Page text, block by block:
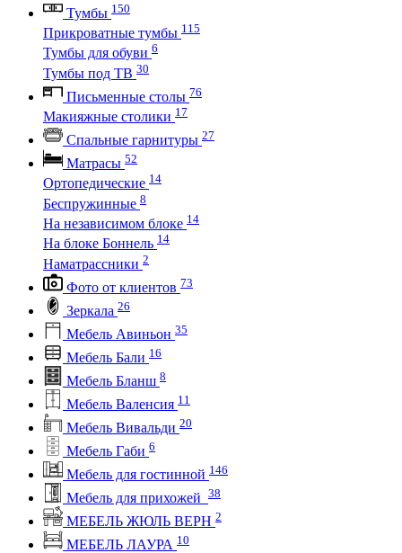
Тумбы 150
Прикроватные тумбы 115
Тумбы для обуви 6
Тумбы под ТВ 30
Письменные столы 76
Макияжные столики 17
Спальные гарнитуры 27
Матрасы 52
Ортопедические 14
Беспружинные 8
На независимом блоке 14
На блоке Боннель 14
Наматрассники 2
Фото от клиентов 73
Зеркала 26
Мебель Авиньон 35
Мебель Бали 16
Мебель Бланш 8
Мебель Валенсия 11
Мебель Вивальди 20
Мебель Габи 6
Мебель для гостинной 146
Мебель для прихожей 38
МЕБЕЛЬ ЖЮЛЬ ВЕРН 2
МЕБЕЛЬ ЛАУРА 10